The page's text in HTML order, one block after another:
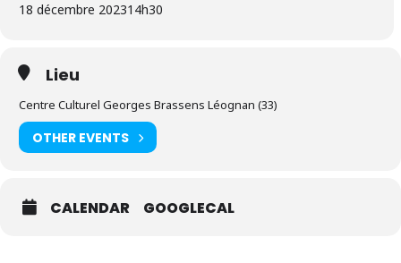
18 décembre 202314h30
Lieu
Centre Culturel Georges Brassens Léognan (33)
OTHER EVENTS
CALENDAR GOOGLECAL